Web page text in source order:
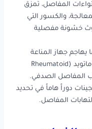
المفاصل، تمزق
والكسور التي
خشونة مفصلية
يهاجم جهاز المناعة
بطانة المفاصل كما في حالات الروماتويد (Rheumatoid
دوراً هاماً في تحديد
المفاصل.